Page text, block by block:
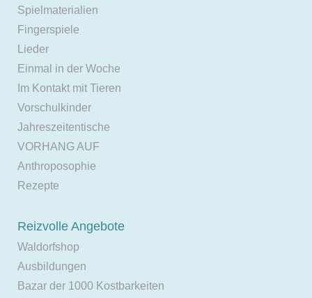
Spielmaterialien
Fingerspiele
Lieder
Einmal in der Woche
Im Kontakt mit Tieren
Vorschulkinder
Jahreszeitentische
VORHANG AUF
Anthroposophie
Rezepte
Reizvolle Angebote
Waldorfshop
Ausbildungen
Bazar der 1000 Kostbarkeiten